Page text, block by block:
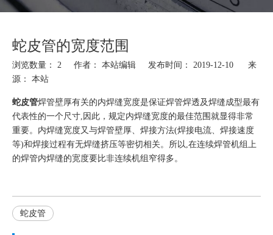
蛇皮管的宽度范围
浏览数量： 2 作者： 本站编辑 发布时间： 2019-12-10 来
源： 本站
蛇皮管焊管壁厚有关的内焊缝宽度是保证焊管焊透及焊缝成型最有
代表性的一个尺寸,因此，规定内焊缝宽度的最佳范围就显得非常
重要。内焊缝宽度又与焊管壁厚、焊接方法(焊接电流、焊接速度
等)和焊接过程有无焊缝挤压等密切相关。所以,在连续焊管机组上
的焊管内焊缝的宽度要比非连续机组窄得多。
蛇皮管